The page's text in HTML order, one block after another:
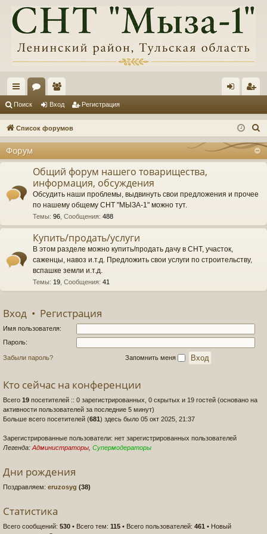
с
ы
и
ум
ол
ьз
ат
ел
и
д ис
ац
Поиск Вход Регистрация
Список форумов
Форум
Общий форум нашего товарищества,
информация, обсуждения
Обсудить наши проблемы, выдвинуть свои предложения и прочее
по нашему общему СНТ "МЫЗА-1" можно тут.
Темы: 96 Сообщения: 488
Купить/продать/услуги
В этом разделе можно купить/продать дачу в СНТ, участок,
саженцы, навоз и.т.д. Предложить свои услуги по строительству,
вспашке земли и.т.д.
Темы: 19 Сообщения: 41
Вход • Регистрация
Имя пользователя:
Пароль:
Забыли пароль? Запомнить меня
Кто сейчас на конференции
Всего 19 посетителей :: 0 зарегистрированных, 0 скрытых и 19 гостей (основано на
активности пользователей за последние 5 минут)
Больше всего посетителей (681) здесь было 05 окт 2025, 21:37
Зарегистрированные пользователи: нет зарегистрированных пользователей
Легенда: Администраторы Супермодераторы
Дни рождения
Поздравляем: eruzosyg (38)
Статистика
Всего сообщений: 530 • Всего тем: 115 • Всего пользователей: 461 • Новый